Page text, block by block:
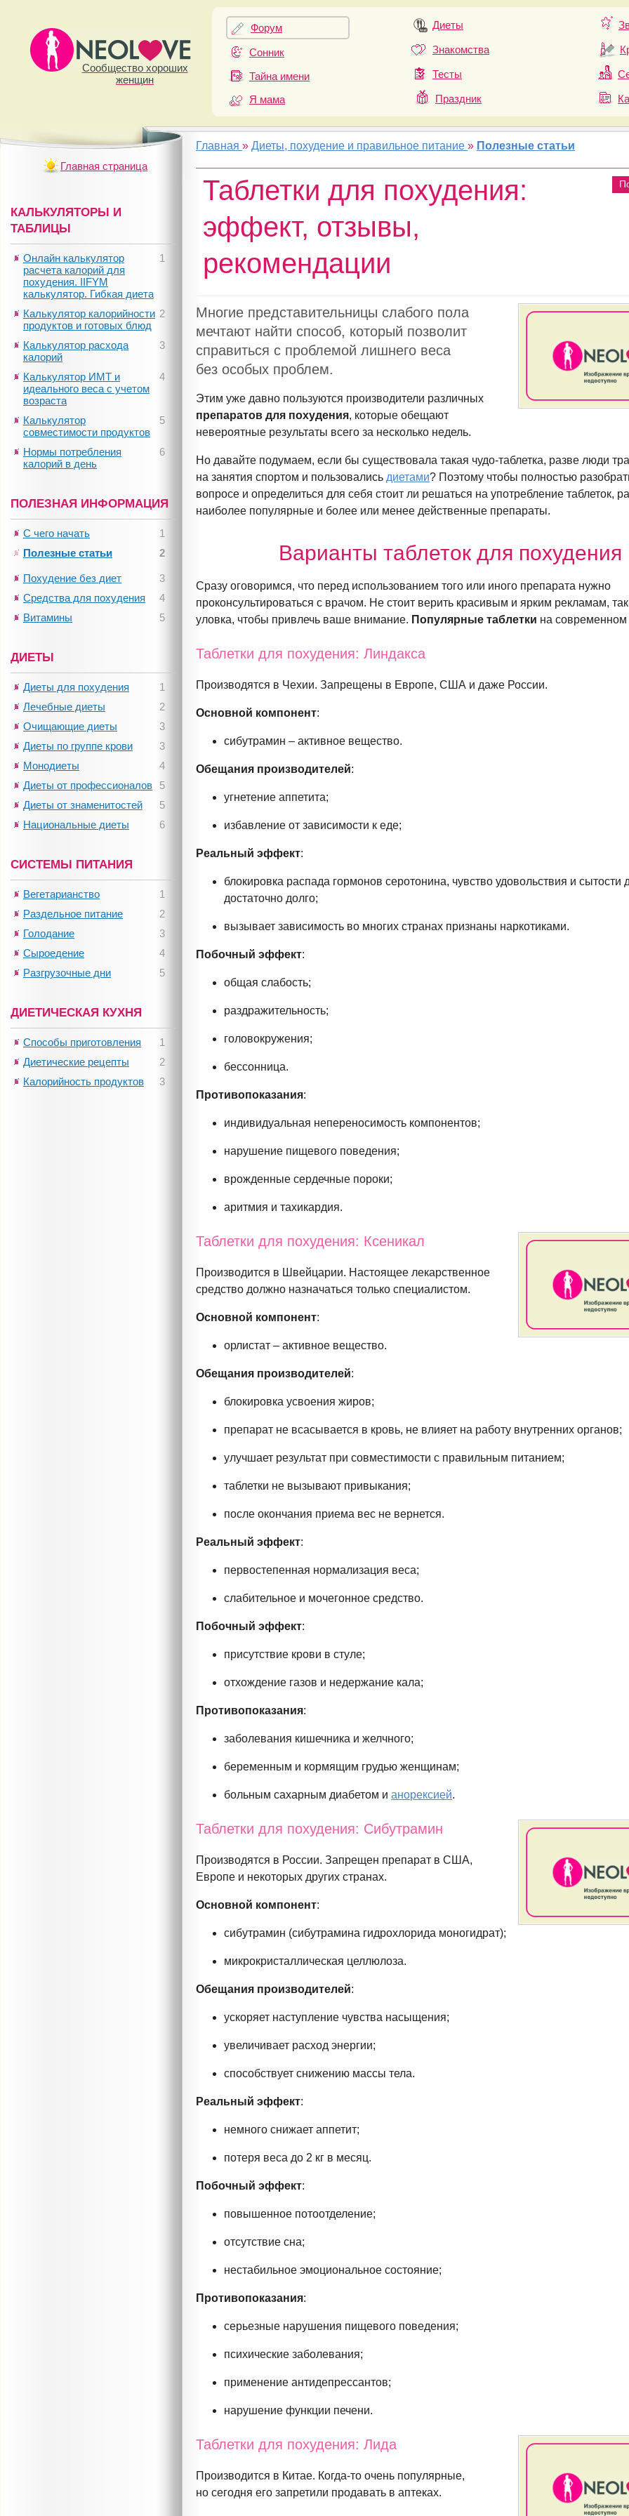
Сообщество хороших
женщин
Форум
Сонник
Тайна имени
Я мама
Диеты
Знакомства
Тесты
Праздник
Главная »Диеты, похудение и правильное питание » Полезные статьи
Таблетки для похудения:
эффект, отзывы,
рекомендации
Многие представительницы слабого пола
мечтают найти способ, который позволит
справиться с проблемой лишнего веса
без особых проблем.
Этим уже давно пользуются производители различных
препаратов для похудения, которые обещают
невероятные результаты всего за несколько недель.
Но давайте подумаем, если бы существовала такая чудо-таблетка, разве люди
на занятия спортом и пользовались диетами? Поэтому чтобы полностью
вопросе и определиться для себя стоит ли решаться на употребление таблеток,
наиболее популярные и более или менее действенные препараты.
Варианты таблеток для похудения
Сразу оговоримся, что перед использованием того или иного препарата нужно
проконсультироваться с врачом. Не стоит верить красивым и ярким рекламам,
уловка, чтобы привлечь ваше внимание. Популярные таблетки на современном
Таблетки для похудения: Линдакса
Производятся в Чехии. Запрещены в Европе, США и даже России.
Основной компонент:
сибутрамин – активное вещество.
Обещания производителей:
угнетение аппетита;
избавление от зависимости к еде;
Реальный эффект:
блокировка распада гормонов серотонина, чувство удовольствия и сытости
достаточно долго;
вызывает зависимость во многих странах признаны наркотиками.
Побочный эффект:
общая слабость;
раздражительность;
головокружения;
бессонница.
Противопоказания:
индивидуальная непереносимость компонентов;
нарушение пищевого поведения;
врожденные сердечные пороки;
аритмия и тахикардия.
Таблетки для похудения: Ксеникал
Производится в Швейцарии. Настоящее лекарственное
средство должно назначаться только специалистом.
Основной компонент:
орлистат – активное вещество.
Обещания производителей:
блокировка усвоения жиров;
препарат не всасывается в кровь, не влияет на работу внутренних органов;
улучшает результат при совместимости с правильным питанием;
таблетки не вызывают привыкания;
после окончания приема вес не вернется.
Реальный эффект:
первостепенная нормализация веса;
слабительное и мочегонное средство.
Побочный эффект:
присутствие крови в стуле;
отхождение газов и недержание кала;
Противопоказания:
заболевания кишечника и желчного;
беременным и кормящим грудью женщинам;
больным сахарным диабетом ианорексией.
Таблетки для похудения: Сибутрамин
Производятся в России. Запрещен препарат в США,
Европе и некоторых других странах.
Основной компонент:
сибутрамин (сибутрамина гидрохлорида моногидрат);
микрокристаллическая целлюлоза.
Обещания производителей:
ускоряет наступление чувства насыщения;
увеличивает расход энергии;
способствует снижению массы тела.
Реальный эффект:
немного снижает аппетит;
потеря веса до 2 кг в месяц.
Побочный эффект:
повышенное потоотделение;
отсутствие сна;
нестабильное эмоциональное состояние;
Противопоказания:
серьезные нарушения пищевого поведения;
психические заболевания;
применение антидепрессантов;
нарушение функции печени.
Таблетки для похудения: Лида
Производится в Китае. Когда-то очень популярные,
но сегодня его запретили продавать в аптеках.
Главная страница
КАЛЬКУЛЯТОРЫ И
ТАБЛИЦЫ
1
Онлайн калькулятор
расчета калорий для
похудения. IIFYM
калькулятор. Гибкая диета
2
Калькулятор калорийности
продуктов и готовых блюд
3
Калькулятор расхода
калорий
4
Калькулятор ИМТ и
идеального веса с учетом
возраста
5
Калькулятор
совместимости продуктов
6
Нормы потребления
калорий в день
ПОЛЕЗНАЯ ИНФОРМАЦИЯ
1
С чего начать
2
Полезные статьи
3
Похудение без диет
4
Средства для похудения
5
Витамины
ДИЕТЫ
1
Диеты для похудения
2
Лечебные диеты
3
Очищающие диеты
3
Диеты по группе крови
4
Монодиеты
5
Диеты от профессионалов
5
Диеты от знаменитостей
6
Национальные диеты
СИСТЕМЫ ПИТАНИЯ
1
Вегетарианство
2
Раздельное питание
3
Голодание
4
Сыроедение
5
Разгрузочные дни
ДИЕТИЧЕСКАЯ КУХНЯ
1
Способы приготовления
2
Диетические рецепты
3
Калорийность продуктов